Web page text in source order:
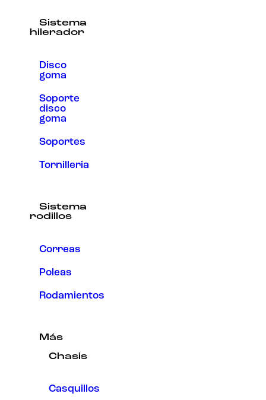
Sistema
hilerador
Disco
goma
Soporte
disco
goma
Soportes
Tornilleria
Sistema
rodillos
Correas
Poleas
Rodamientos
Más
Chasis
Casquillos